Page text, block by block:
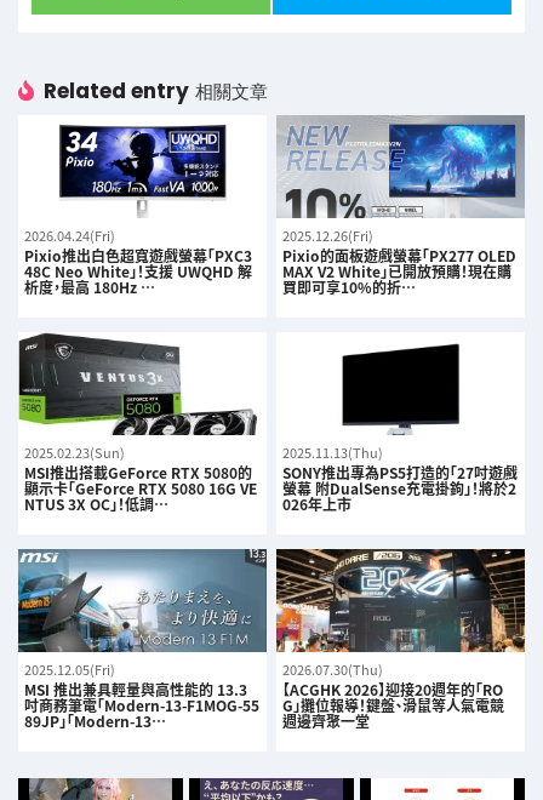
Related entry 相關文章
2026.04.24(Fri)
Pixio推出白色超寬遊戲螢幕「PXC3
48C Neo White」！支援 UWQHD 解
析度，最高 180Hz …
2025.12.26(Fri)
Pixio的面板遊戲螢幕「PX277 OLED
MAX V2 White」已開放預購！現在購
買即可享10%的折…
2025.02.23(Sun)
MSI推出搭載GeForce RTX 5080的
顯示卡「GeForce RTX 5080 16G VE
NTUS 3X OC」！低調…
2025.11.13(Thu)
SONY推出專為PS5打造的「27吋遊戲
螢幕 附DualSense充電掛鉤」！將於2
026年上市
2025.12.05(Fri)
MSI 推出兼具輕量與高性能的 13.3
吋商務筆電「Modern-13-F1MOG-55
89JP」「Modern-13…
2026.07.30(Thu)
【ACGHK 2026】迎接20週年的「RO
G」攤位報導！鍵盤、滑鼠等人氣電競
週邊齊聚一堂